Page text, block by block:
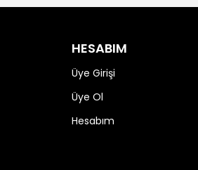
HESABIM
Üye Girişi
Üye Ol
Hesabım